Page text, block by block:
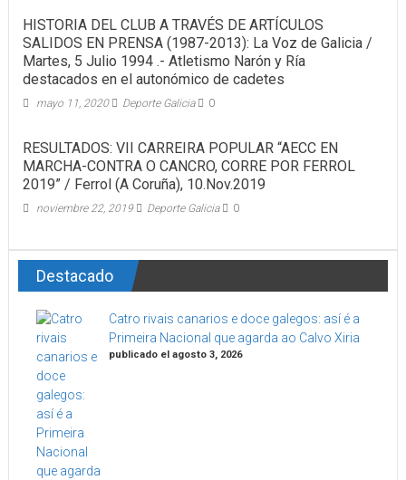
HISTORIA DEL CLUB A TRAVÉS DE ARTÍCULOS
SALIDOS EN PRENSA (1987-2013): La Voz de Galicia /
Martes, 5 Julio 1994 .- Atletismo Narón y Ría
destacados en el autonómico de cadetes
mayo 11, 2020 Deporte Galicia 0
RESULTADOS: VII CARREIRA POPULAR “AECC EN
MARCHA-CONTRA O CANCRO, CORRE POR FERROL
2019” / Ferrol (A Coruña), 10.Nov.2019
noviembre 22, 2019 Deporte Galicia 0
Destacado
Catro rivais canarios e doce galegos: así é a
Primeira Nacional que agarda ao Calvo Xiria
publicado el agosto 3, 2026